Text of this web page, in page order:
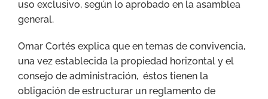
uso exclusivo, según lo aprobado en la asamblea
general.
Omar Cortés explica que en temas de convivencia,
una vez establecida la propiedad horizontal y el
consejo de administración, éstos tienen la
obligación de estructurar un reglamento de